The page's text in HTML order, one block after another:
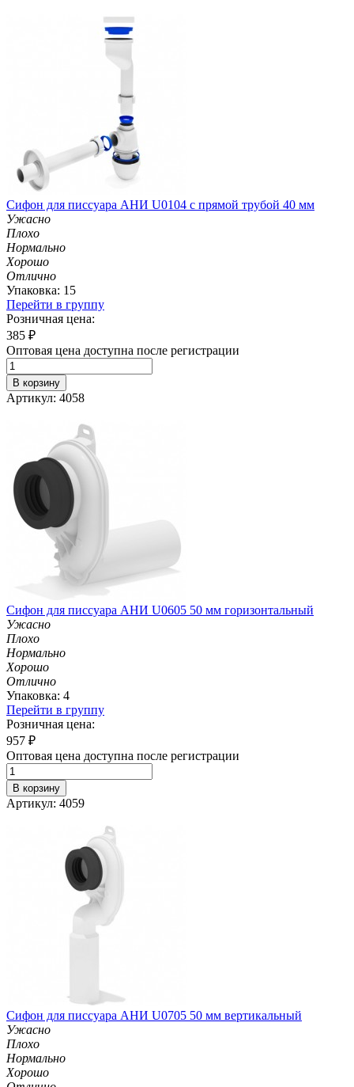
Сифон для писсуара АНИ U0104 с прямой трубой 40 мм
Ужасно
Плохо
Нормально
Хорошо
Отлично
Упаковка: 15
Перейти в группу
Розничная цена:
385 ₽
Оптовая цена доступна после регистрации
В корзину
Артикул: 4058
Сифон для писсуара АНИ U0605 50 мм горизонтальный
Ужасно
Плохо
Нормально
Хорошо
Отлично
Упаковка: 4
Перейти в группу
Розничная цена:
957 ₽
Оптовая цена доступна после регистрации
В корзину
Артикул: 4059
Сифон для писсуара АНИ U0705 50 мм вертикальный
Ужасно
Плохо
Нормально
Хорошо